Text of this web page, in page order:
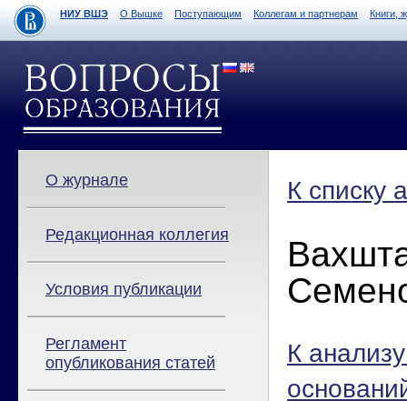
НИУ ВШЭ О Вышке Поступающим Коллегам и партнерам Книги,
О журнале
Редакционная коллегия
Условия публикации
Регламент
опубликования статей
К списку
К